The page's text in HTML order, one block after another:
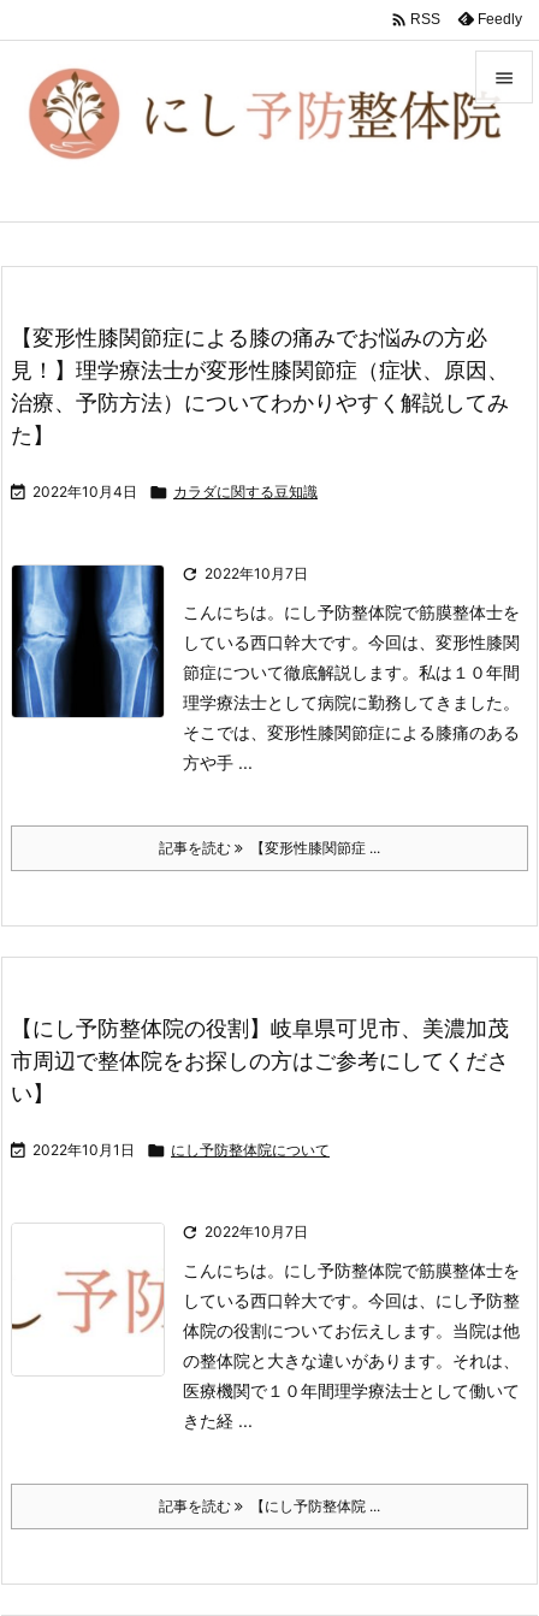


 RSS Feedly
【変形性膝関節症による膝の痛みでお悩みの方必
見！】理学療法士が変形性膝関節症（症状、原因、
治療、予防方法）についてわかりやすく解説してみ
た】
 2022年10月4日  カラダに関する豆知識
 2022年10月7日
こんにちは。にし予防整体院で筋膜整体士を
している西口幹大です。 今回は、変形性膝関
節症について徹底解説します。私は１０年間
理学療法士として病院に勤務してきました。
そこでは、変形性膝関節症による膝痛のある
方や手 ...
記事を読む 【変形性膝関節症 ...
【にし予防整体院の役割】岐阜県可児市、美濃加茂
市周辺で整体院をお探しの方はご参考にしてくださ
い】
 2022年10月1日  にし予防整体院について
 2022年10月7日
こんにちは。にし予防整体院で筋膜整体士を
している西口幹大です。 今回は、にし予防整
体院の役割についてお伝えします。 当院は他
の整体院と大きな違いがあります。それは、
医療機関で１０年間理学療法士として働いて
きた経 ...
記事を読む 【にし予防整体院 ...